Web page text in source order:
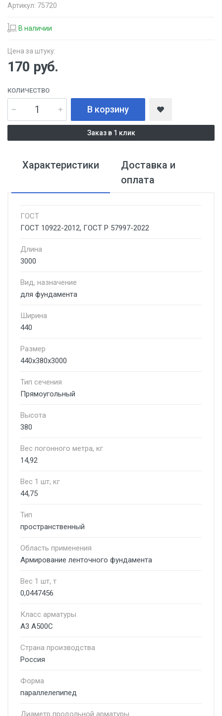
Артикул: 75720
В наличии
Цена за штуку:
170 руб.
КОЛИЧЕСТВО
В корзину
Заказ в 1 клик
Характеристики
Доставка и
оплата
ГОСТ
ГОСТ 10922-2012, ГОСТ Р 57997-2022
Длина
3000
Вид, назначение
для фундамента
Ширина
440
Размер
440х380х3000
Тип сечения
Прямоугольный
Высота
380
Вес погонного метра, кг
14,92
Вес 1 шт, кг
44,75
Тип
пространственный
Область применения
Армирование ленточного фундамента
Вес 1 шт, т
0,0447456
Класс арматуры
А3 А500С
Страна производства
Россия
Форма
параллелепипед
Диаметр продольной арматуры